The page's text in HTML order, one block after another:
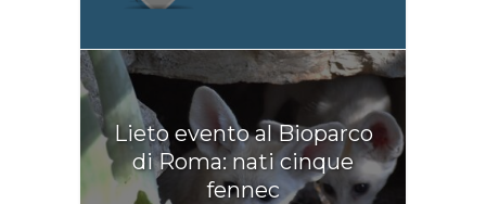
Lieto evento al Bioparco
di Roma: nati cinque
fennec